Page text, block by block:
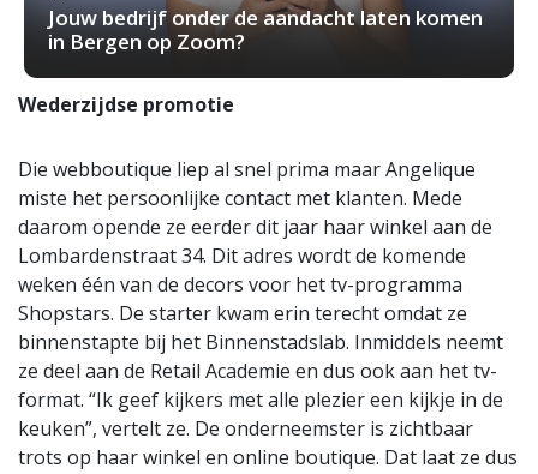
Jouw bedrijf onder de aandacht laten komen
in Bergen op Zoom?
Wederzijdse promotie
Die webboutique liep al snel prima maar Angelique
miste het persoonlijke contact met klanten. Mede
daarom opende ze eerder dit jaar haar winkel aan de
Lombardenstraat 34. Dit adres wordt de komende
weken één van de decors voor het tv-programma
Shopstars. De starter kwam erin terecht omdat ze
binnenstapte bij het Binnenstadslab. Inmiddels neemt
ze deel aan de Retail Academie en dus ook aan het tv-
format. “Ik geef kijkers met alle plezier een kijkje in de
keuken”, vertelt ze. De onderneemster is zichtbaar
trots op haar winkel en online boutique. Dat laat ze dus